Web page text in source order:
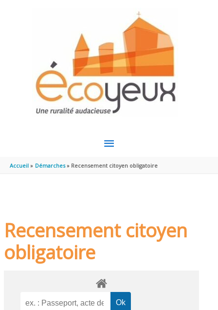
MENU
PRINCIPAL
Accueil Démarches Recensement citoyen obligatoire
Recensement citoyen
obligatoire